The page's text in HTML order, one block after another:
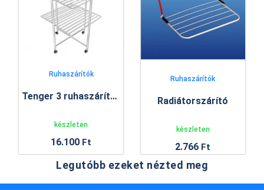
Ruhaszárítók
Tenger 3 ruhaszárító állvány
készleten
16.100 Ft
Ruhaszárítók
Radiátorszárító
készleten
2.766 Ft
Legutóbb ezeket nézted meg